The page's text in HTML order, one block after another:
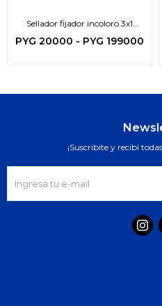
Sellador fijador incoloro 3x1
Genesis
PYG 20000 - PYG 199000
¡Suscribite y recibí
